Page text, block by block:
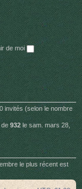
de moi
invités (selon le nombre
de 932 le sam. mars 28,
le plus récent est